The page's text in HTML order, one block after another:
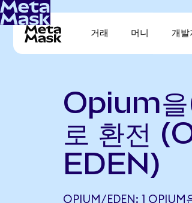
거래 머니 개발
Opium
로 환전
EDEN)
OPIUM/EDEN: 1 OPIUM